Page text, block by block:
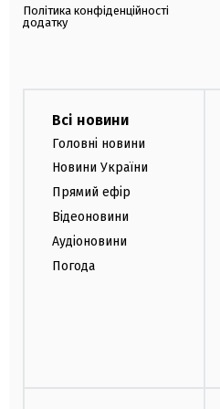
Політика конфіденційності
додатку
Всі новини
Головні новини
Новини України
Прямий ефір
Відеоновини
Аудіоновини
Погода